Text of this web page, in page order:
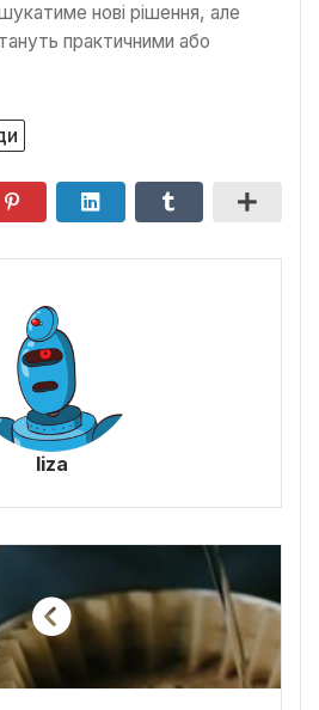
нові рішення, але
практичними або
liza